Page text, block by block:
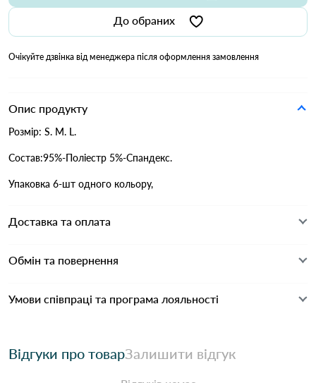
До обраних
Очікуйте дзвінка від менеджера після оформлення замовлення
Опис продукту
Розмір: S. M. L.
Состав:95%-Поліестр 5%-Спандекс.
Упаковка 6-шт одного кольору,
Доставка та оплата
Обмін та повернення
Умови співпраці та програма лояльності
Відгуки про товарЗалишити відгук